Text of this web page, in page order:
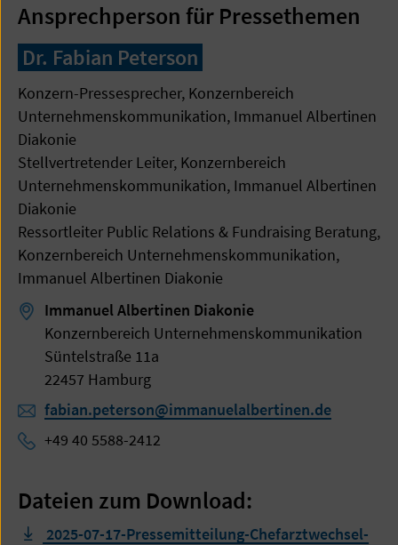
Ansprechperson für Pressethemen
Dr. Fabian Peterson
Konzern-Pressesprecher, Konzernbereich
Unternehmenskommunikation, Immanuel Albertinen
Diakonie
Stellvertretender Leiter, Konzernbereich
Unternehmenskommunikation, Immanuel Albertinen
Diakonie
Ressortleiter Public Relations & Fundraising Beratung,
Konzernbereich Unternehmenskommunikation,
Immanuel Albertinen Diakonie
Immanuel Albertinen Diakonie
Konzernbereich Unternehmenskommunikation
Süntelstraße 11a
22457 Hamburg
fabian.peterson@immanuelalbertinen.de
+49 40 5588-2412
Dateien zum Download:
2025-07-17-Pressemitteilung-Chefarztwechsel-